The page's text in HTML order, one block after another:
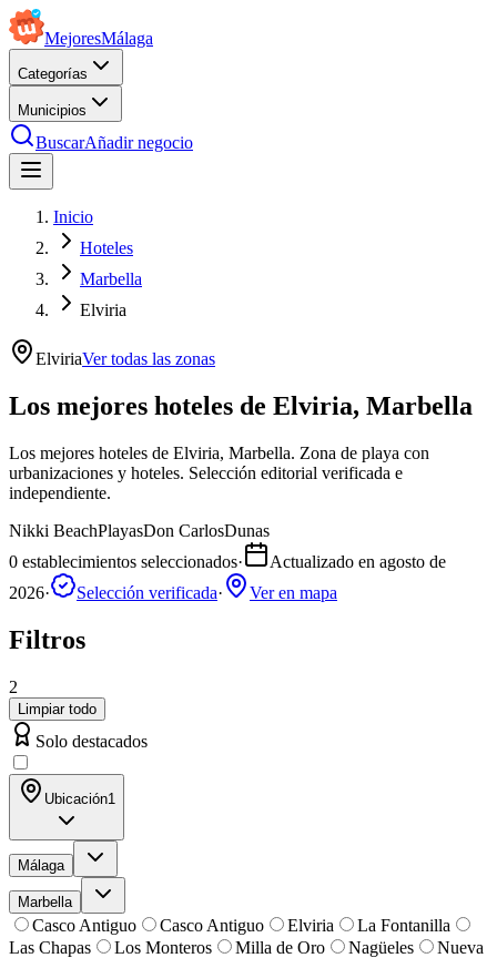
MejoresMálaga
Categorías
Municipios
BuscarAñadir negocio
Inicio
Hoteles
Marbella
Elviria
ElviriaVer todas las zonas
Los mejores hoteles de Elviria, Marbella
Los mejores hoteles de Elviria, Marbella. Zona de playa con
urbanizaciones y hoteles. Selección editorial verificada e
independiente.
Nikki BeachPlayasDon CarlosDunas
0 establecimientos seleccionados· Actualizado en agosto de
2026· Selección verificada· Ver en mapa
Filtros
2
Limpiar todo
Solo destacados
Ubicación1
Málaga
Marbella
Casco Antiguo Casco Antiguo Elviria
La Fontanilla
Las Chapas
Los Monteros Milla de Oro Nagüeles
Nueva